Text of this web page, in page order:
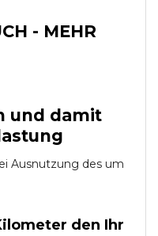
- MEHR
und damit
Ausnutzung des um
den Ihr